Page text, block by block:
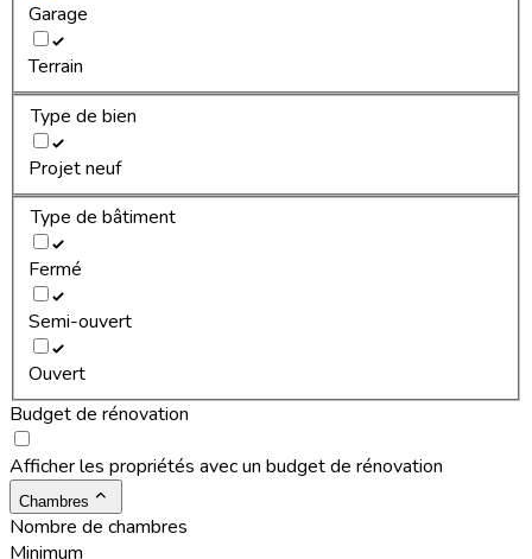
Garage
Terrain
Type de bien
Projet neuf
Type de bâtiment
Fermé
Semi-ouvert
Ouvert
Budget de rénovation
Afficher les propriétés avec un budget de rénovation
Chambres
Nombre de chambres
Minimum